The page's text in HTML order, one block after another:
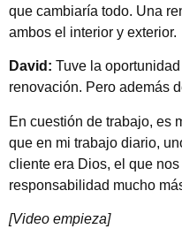
que cambiaría todo. Una
ambos el interior y exterior.
David: Tuve la
renovación. Pero además
En cuestión de trabajo, es
que en mi trabajo diario,
cliente era Dios, el que
responsabilidad mucho
[Video empieza]